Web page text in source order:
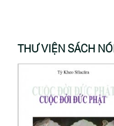
THƯ VIỆN SÁCH